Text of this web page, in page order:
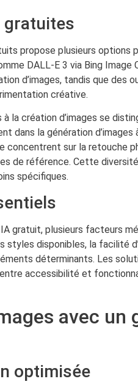
gratuites
propose plusieurs options
DALL-E 3 via Bing Image
d’images, tandis que des
créative.
à la création d’images se
dans la génération
concentrent sur la retouche
de référence. Cette
spécifiques.
gratuit, plusieurs facteurs
styles disponibles, la facilité
déterminants. Les
accessibilité et
avec un
optimisée